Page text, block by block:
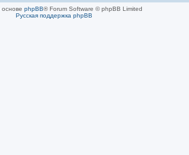
phpBB® Forum Software © phpBB Limited
Русская поддержка phpBB